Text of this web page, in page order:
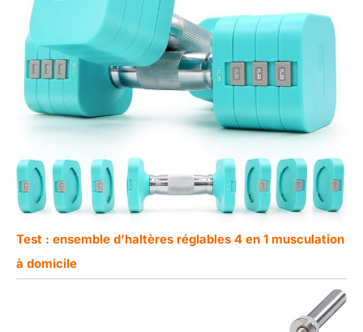
Test : ensemble d’haltères réglables 4 en 1 musculation
à domicile